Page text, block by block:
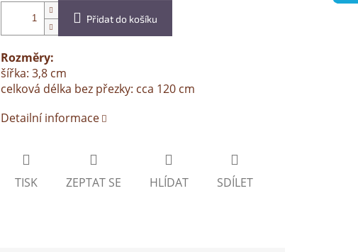
Přidat do košíku
Rozměry:
šířka: 3,8 cm
celková délka bez přezky: cca 120 cm
Detailní informace
TISK ZEPTAT SE HLÍDAT SDÍLET